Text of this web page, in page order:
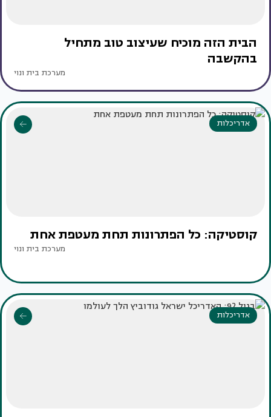
הבית הזה מוכיח שעיצוב טוב מתחיל
בהקשבה
מערכת בית ונוי
אדריכלות
קוסטיקה: כל הפתרונות תחת מעטפת אחת
מערכת בית ונוי
אדריכלות